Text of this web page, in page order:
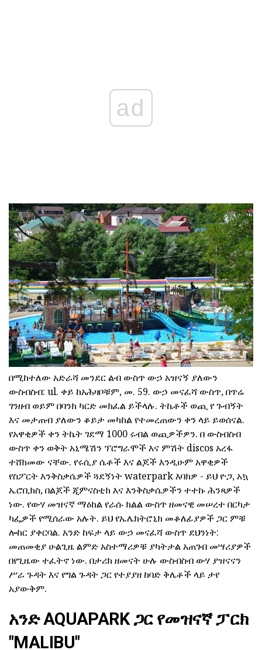
ad
በሚከተለው አድራሻ መንደር ልብ ውስጥ ውኃ አዝናኝ ያለውን
ውስብስብ: ul. ቀይ ከአሕዛቦቹም, መ. 59. ውኃ መናፈሻ ውስጥ, በጥሬ
ገንዘብ ወይም በባንክ ካርድ መክፈል ይችላሉ. ትኬቶች ወጪ የ ጉብኝት
እና መታጠብ ያለውን ቆይታ መካከል የተመረጠውን ቀን ላይ ይወሰናል.
የአዋቂዎች ቀን ትኬት ገደማ 1000 ሩብል ወጪዎችዎን. በ ውስብስብ
ውስጥ ቀን ወቅት አኒሜሽን ፕሮግራሞች እና ምሽት discos አረፋ
ተሸክመው ናቸው. የሩሲያ ሴቶች እና ልጆች እንዲሁም አዋቂዎች
የስፖርት እንቅስቃሴዎች ጓደኝነት waterpark እባክዎ - ይህ ዮጋ, አኳ
ኤሮቢክስ, በልጆች ጂምናስቲክ እና እንቅስቃሴዎችን ተተኩ ሕንጻዎች
ነው. የውሃ መዝናኛ ማዕከል የራሱ ክልል ውስጥ ዘመናዊ መሠረተ በርካታ
ካፌዎች የሚሰራው አሉት. ይህ የኤሌክትሮኒክ መቆለፊያዎች ጋር ምቹ
ሎከር ያቀርባል. አንድ ከፍታ ላይ ውኃ መናፈሻ ውስጥ ደህንነት:
መጠመቂያ ሁልጊዜ ልምድ አስተማሪዎቹ ያካትታል አጠገብ መሣሪያዎች
በየጊዜው ተፈትኖ ነው. በታሪክ ዘመናት ሁሉ ውስብስብ ውሃ ያዝናናን
ሥራ ጉዳት እና የግል ጉዳት ጋር የተያያዘ ከባድ ቅሌቶች ላይ ታየ
አያውቅም.
አንድ AQUAPARK ጋር የመዝናኛ ፓርክ
"MALIBU"